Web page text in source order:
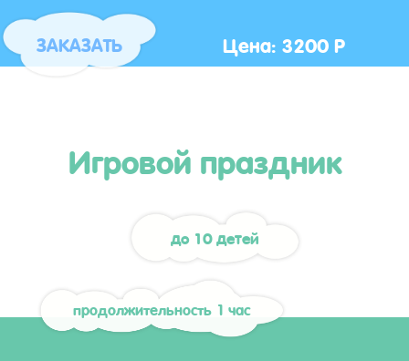
ЗАКАЗАТЬ Цена: 3200 Р
Игровой праздник
до 10 детей
продолжительность 1 час